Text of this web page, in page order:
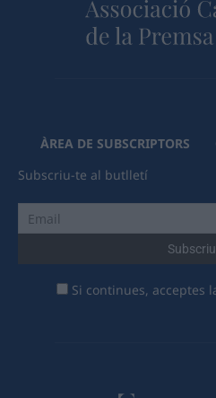
ÀREA DE SUBSCRIPTORS
Subscriu-te al butlletí
Si continues, acceptes